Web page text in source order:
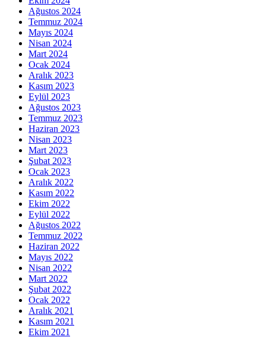
Ağustos 2024
Temmuz 2024
Mayıs 2024
Nisan 2024
Mart 2024
Ocak 2024
Aralık 2023
Kasım 2023
Eylül 2023
Ağustos 2023
Temmuz 2023
Haziran 2023
Nisan 2023
Mart 2023
Şubat 2023
Ocak 2023
Aralık 2022
Kasım 2022
Ekim 2022
Eylül 2022
Ağustos 2022
Temmuz 2022
Haziran 2022
Mayıs 2022
Nisan 2022
Mart 2022
Şubat 2022
Ocak 2022
Aralık 2021
Kasım 2021
Ekim 2021